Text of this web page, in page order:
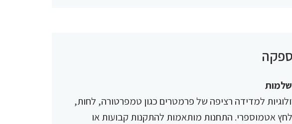
שלמות
למדידה רציפה של פרמטרים כגון טמפרטורה, לחות,
אטמוספרי. התחנות מותאמות להתקנות קבועות או